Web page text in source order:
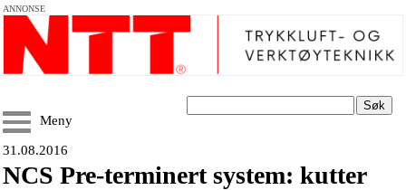
ANNONSE
Søk
Meny
31.08.2016
NCS Pre-terminert system: kutter